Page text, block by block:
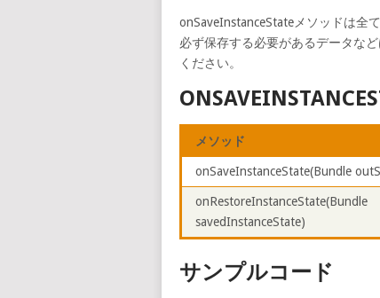
onSaveInstanceStateメソッドは全
必ず保存する必要があるデータな
ください。
メソッド
onSaveInstanceState(Bundle
onRestoreInstanceState(Bundle
savedInstanceState)
サンプルコード